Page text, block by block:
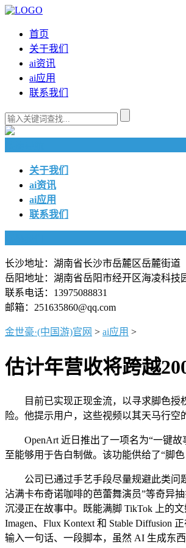
首页
关于我们
ai资讯
ai应用
联系我们
关于我们
ai资讯
ai应用
联系我们
长沙地址：湖南省长沙市岳麓区岳麓街道
岳阳地址：湖南省岳阳市经开区海凌科技
联系电话：13975088831
邮箱：251635860@qq.com
金世豪·(中国游)官网 > ai应用 >
估计年营收将跨越
目前已实现正现金流，以寻求脚色授权
险。他提示用户，这些视频以其天马行空
OpenArt 近日推出了一项名为“一键故
至能够用于告白制做。该功能供给了“脚
公司已通过手艺手段尽量规避此类问题
沾满卡布奇诺咖啡的芭蕾舞演员”等奇异
沉浸正在故事中。既能满脚 TikTok 上的
Imagen、Flux Kontext 和 Stable
输入一句话、一段脚本，虽然 AI 生成东